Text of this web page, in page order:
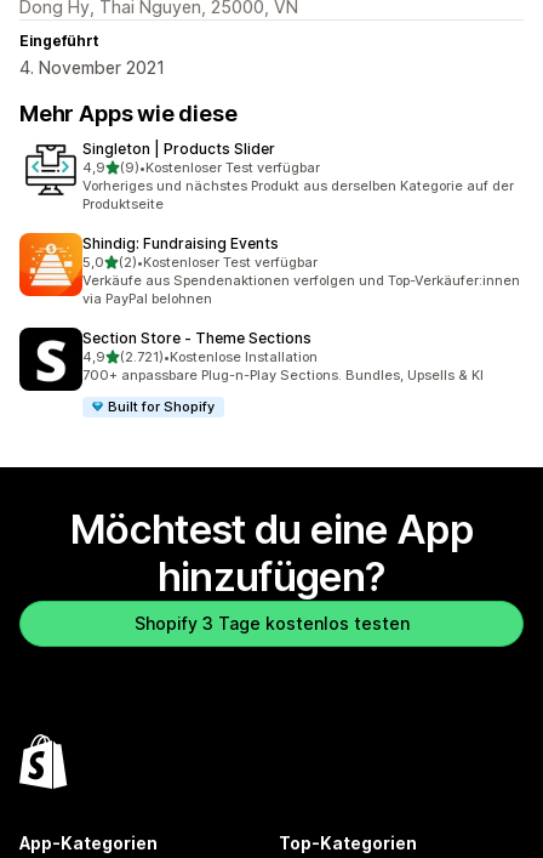
Dong Hy, Thai Nguyen, 25000, VN
Eingeführt
4. November 2021
Mehr Apps wie diese
Singleton | Products Slider
4,9von 5 Sternen
(9)
9 Rezensionen insgesamt
•Kostenloser Test verfügbar
Vorheriges und nächstes Produkt aus derselben Kategorie auf der
Produktseite
Shindig: Fundraising Events
5,0von 5 Sternen
(2)
2 Rezensionen insgesamt
•Kostenloser Test verfügbar
Verkäufe aus Spendenaktionen verfolgen und Top-Verkäufer:innen
via PayPal belohnen
Section Store ‑ Theme Sections
4,9von 5 Sternen
(2.721)
2721 Rezensionen insgesamt
•Kostenlose Installation
700+ anpassbare Plug-n-Play Sections. Bundles, Upsells & KI
Built for Shopify
Möchtest du eine App
hinzufügen?
Shopify 3 Tage kostenlos testen
App-Kategorien Top-Kategorien